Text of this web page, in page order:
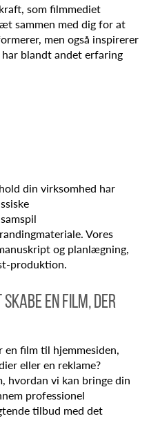
som filmmediet
sammen med dig for at
men også inspirerer
blandt andet erfaring
din virksomhed har
Vores
og planlægning,
produktion.
EN FILM, DER
en film til hjemmesiden,
eller en reklame?
hvordan vi kan bringe din
professionel
tilbud med det